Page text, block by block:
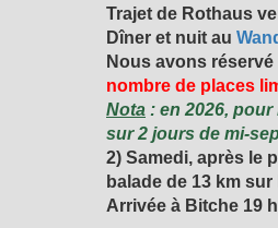
Trajet de Rothaus
Dîner et nuit au
Nous avons réservé
nombre de places
Nota : en 2026,
sur 2 jours de mi-
2) Samedi, après le
balade de 13 km
Arrivée à Bitche 19